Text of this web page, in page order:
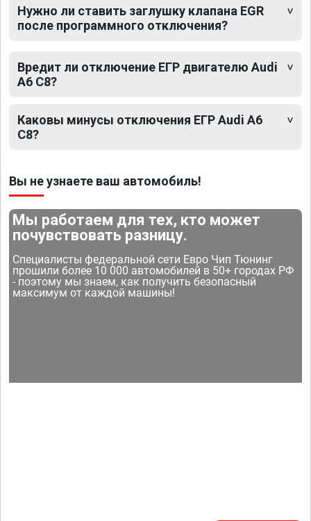
Нужно ли ставить заглушку клапана EGR
после программного отключения?
Вредит ли отключение ЕГР двигателю Audi
A6 C8?
Каковы минусы отключения ЕГР Audi A6
C8?
Вы не узнаете ваш автомобиль!
Мы работаем для тех, кто может
почувствовать разницу.
Специалисты федеральной сети Евро Чип Тюнинг
прошили более 10 000 автомобилей в 50+ городах РФ
- поэтому мы знаем, как получить безопасный
максимум от каждой машины!